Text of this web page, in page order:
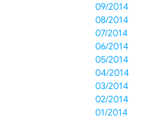
09/2014
08/2014
07/2014
06/2014
05/2014
04/2014
03/2014
02/2014
01/2014